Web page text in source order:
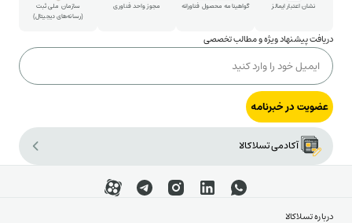
نشان اعتبار ایمالز گواهینامه محصول فناورانه مجوز واحد فناوری
سازمان ملی ثبت
(رسانه‌های دیجیتال)
دریافت پیشنهاد ویژه و مطالب تخصصی
عضویت در خبرنامه
آکادمی تسلاکالا
درباره تسلاکالا